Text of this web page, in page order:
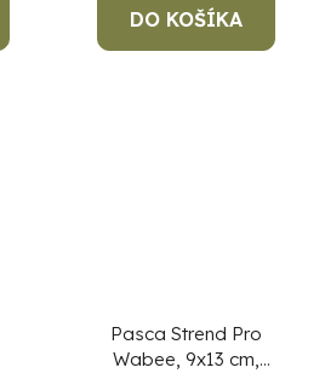
DO KOŠÍKA
Pasca Strend Pro
Wabee, 9x13 cm,